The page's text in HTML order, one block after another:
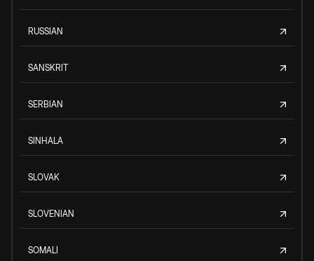
RUSSIAN
SANSKRIT
SERBIAN
SINHALA
SLOVAK
SLOVENIAN
SOMALI